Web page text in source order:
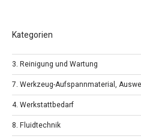
Kategorien
3. Reinigung und Wartung
7. Werkzeug-Aufspannmaterial,
4. Werkstattbedarf
8. Fluidtechnik